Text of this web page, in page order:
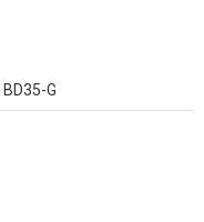
BD35-G